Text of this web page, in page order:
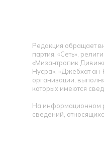
Редакция обращает
партия, «Сеть»,
«Мизантропик
Нусра», «Джебхат
организации,
которых имеются
На информационном
сведений,